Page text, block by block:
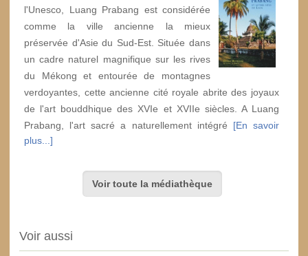
l'Unesco, Luang Prabang est considérée
comme la ville ancienne la mieux
préservée d'Asie du Sud-Est. Située dans
un cadre naturel magnifique sur les rives
du Mékong et entourée de montagnes
verdoyantes, cette ancienne cité royale abrite des joyaux
de l'art bouddhique des XVIe et XVIIe siècles. A Luang
Prabang, l'art sacré a naturellement intégré [En savoir
plus...]
Voir toute la médiathèque
Voir aussi